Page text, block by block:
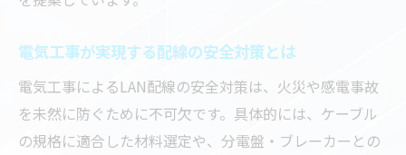
電気工事が実現する配線の安全対策とは
電気工事によるLAN配線の安全対策は、火災や感電事故
を未然に防ぐために不可欠です。具体的には、ケーブル
の規格に適合した材料選定や、分電盤・ブレーカーとの